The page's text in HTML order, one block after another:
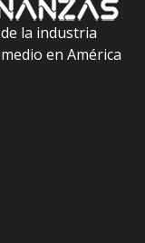
la industria
en América